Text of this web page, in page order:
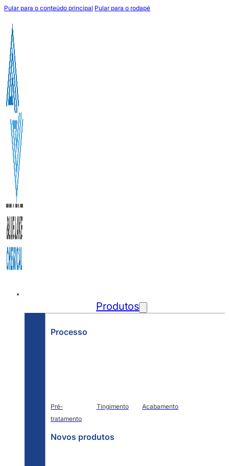
Pular para o conteúdo principal Pular para o rodapé
Produtos
Processo
Pré-
tratamento
Tingimento Acabamento
Novos produtos